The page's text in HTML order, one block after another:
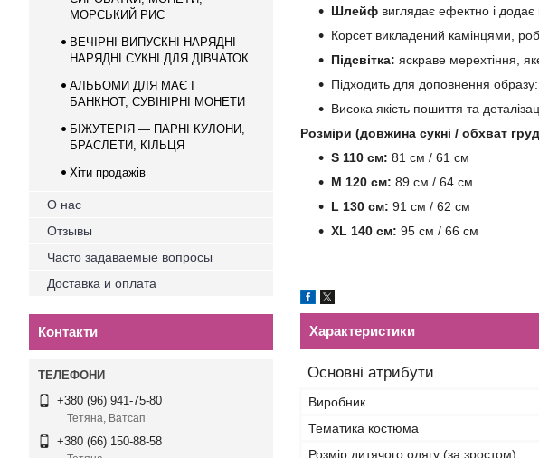
Шлейф виглядає ефектно і додає
Корсет викладений камінцями,
Підсвітка: яскраве мерехтіння,
Підходить для доповнення
Висока якість пошиття та
Розміри (довжина сукні / обхват
S 110 см: 81 см / 61 см
M 120 см: 89 см / 64 см
L 130 см: 91 см / 62 см
XL 140 см: 95 см / 66 см
Характеристики
Основні атрибути
Виробник
Тематика костюма
Розмір дитячого одягу (за зростом)
МОРСЬКИЙ РИС
ВЕЧІРНІ ВИПУСКНІ НАРЯДНІ
НАРЯДНІ СУКНІ ДЛЯ ДІВЧАТОК
АЛЬБОМИ ДЛЯ МАЄ І
БАНКНОТ, СУВІНІРНІ МОНEТИ
БІЖУТЕРІЯ — ПАРНІ КУЛОНИ,
БРАСЛЕТИ, КІЛЬЦЯ
Хіти продажів
О нас
Отзывы
Часто задаваемые вопросы
Доставка и оплата
Контакти
+380 (96) 941-75-80
Тетяна, Ватсап
+380 (66) 150-88-58